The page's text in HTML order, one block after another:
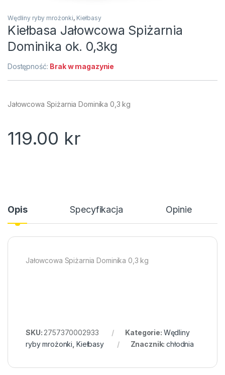
Wędliny ryby mrożonki, Kiełbasy
Kiełbasa Jałowcowa Spiżarnia
Dominika ok. 0,3kg
Dostępność: Brak w magazynie
Jałowcowa Spiżarnia Dominika 0,3 kg
119.00 kr
Opis Specyfikacja Opinie
Jałowcowa Spiżarnia Dominika 0,3 kg
SKU: 2757370002933 Kategorie: Wędliny
ryby mrożonki Kiełbasy Znacznik:chłodnia